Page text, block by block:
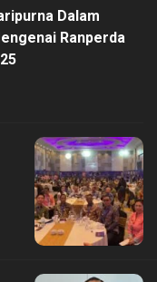
Dalam
Ranperda